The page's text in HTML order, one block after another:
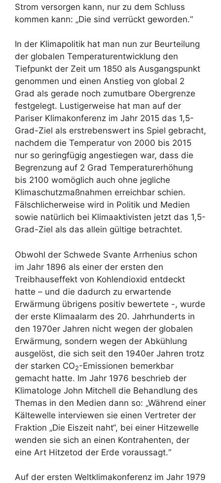
Strom versorgen kann, nur zu dem Schluss
kommen kann: „Die sind verrückt geworden.“
In der Klimapolitik hat man nun zur Beurteilung
der globalen Temperaturentwicklung den
Tiefpunkt der Zeit um 1850 als Ausgangspunkt
genommen und einen Anstieg von global 2
Grad als gerade noch zumutbare Obergrenze
festgelegt. Lustigerweise hat man auf der
Pariser Klimakonferenz im Jahr 2015 das 1,5-
Grad-Ziel als erstrebenswert ins Spiel gebracht,
nachdem die Temperatur von 2000 bis 2015
nur so geringfügig angestiegen war, dass die
Begrenzung auf 2 Grad Temperaturerhöhung
bis 2100 womöglich auch ohne jegliche
Klimaschutzmaßnahmen erreichbar schien.
Fälschlicherweise wird in Politik und Medien
sowie natürlich bei Klimaaktivisten jetzt das 1,5-
Grad-Ziel als das allein gültige betrachtet.
Obwohl der Schwede Svante Arrhenius schon
im Jahr 1896 als einer der ersten den
Treibhauseffekt von Kohlendioxid entdeckt
hatte – und die dadurch zu erwartende
Erwärmung übrigens positiv bewertete -, wurde
der erste Klimaalarm des 20. Jahrhunderts in
den 1970er Jahren nicht wegen der globalen
Erwärmung, sondern wegen der Abkühlung
ausgelöst, die sich seit den 1940er Jahren trotz
der starken CO2-Emissionen bemerkbar
gemacht hatte. Im Jahr 1976 beschrieb der
Klimatologe John Mitchell die Behandlung des
Themas in den Medien dann so: „Während einer
Kältewelle interviewen sie einen Vertreter der
Fraktion „Die Eiszeit naht“, bei einer Hitzewelle
wenden sie sich an einen Kontrahenten, der
eine Art Hitzetod der Erde voraussagt.“
Auf der ersten Weltklimakonferenz im Jahr 1979